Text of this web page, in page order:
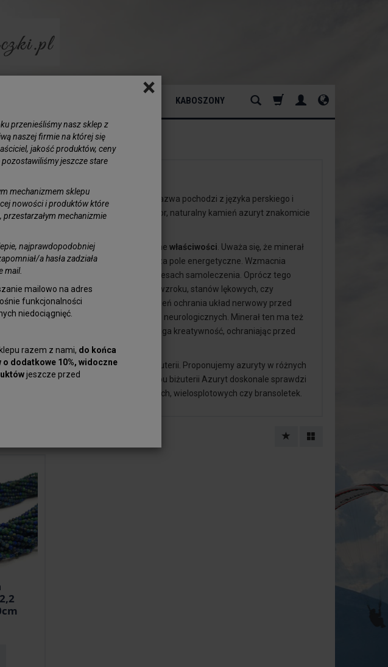
×
przenieśliśmy nasz sklep z
naszej firmie na której się
jakość produktów, ceny
pozostawiliśmy jeszcze stare
mechanizmem sklepu
nowości i produktów które
przestarzałym mechanizmie
najprawdopodobniej
a hasła zadziała
mail.
mailowo na adres
funkcjonalności
niedociągnięć.
razem z nami, do końca
dodatkowe 10%, widoczne
jeszcze przed
KABOSZONY
minerał o strukturze kryształu. Jego nazwa pochodzi z języka perskiego i
Ze względu na swój intensywny kolor, naturalny kamień azuryt znakomicie
jubilerstwie ze względu na swoje unikalne właściwości . Uważa się, że minerał
emocjonalnych blokad oraz oczyszcza pole energetyczne. Wzmacnia
organizmu, jak i bierze udział w procesach samoleczenia. Oprócz tego
wspierać leczenie schorzeń i wad wzroku, stanów lękowych, czy
Uznaje się też, że ten wyjątkowy kamień ochrania układ nerwowy przed
padaczki, jak i pozostałych chorób neurologicznych. Minerał ten ma też
otwiera umysł na nowe inspiracje, wzmaga kreatywność, ochraniając przed
zewnętrznymi.
jakości kamienie do wyrobu biżuterii. Proponujemy azuryty w różnych
kulka). Naturalny kamień do wyrobu biżuterii Azuryt doskonale sprawdzi
biżuterii: naszyjników pojedynczych, wielosplotowych czy bransoletek.